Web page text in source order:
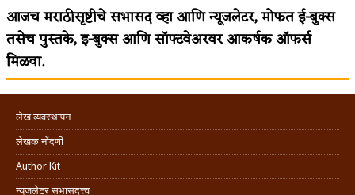
आजच मराठीसृष्टीचे सभासद व्हा आणि न्यूजलेटर, मोफत ई-बुक्स
तसेच पुस्तके, इ-बुक्स आणि सॉफ्टवेअरवर आकर्षक ऑफर्स
मिळवा.
लेख व्यवस्थापन
लेखक नोंदणी
Author Kit
न्यूजलेटर सभासदत्त्व